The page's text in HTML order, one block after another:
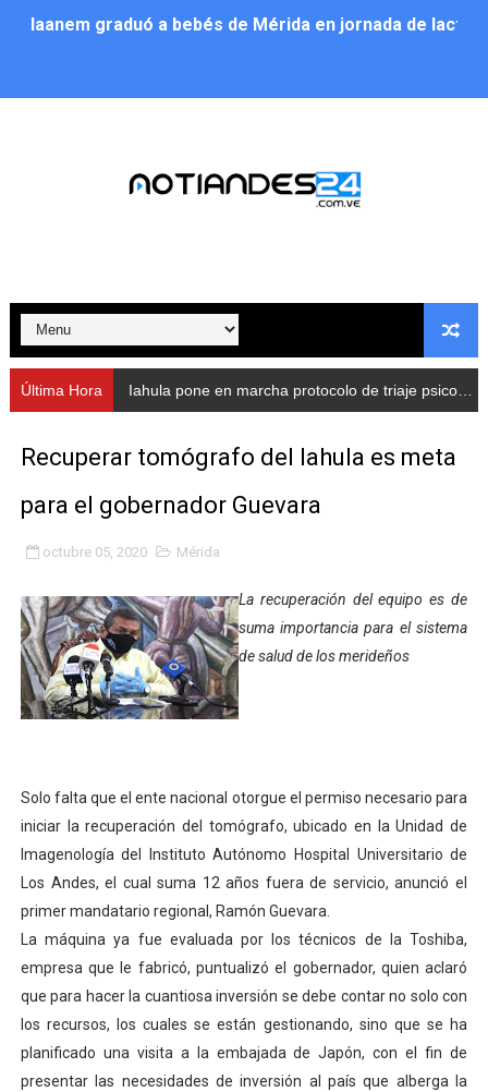
Iaanem graduó a bebés de Mérida en jornada de
Alcalde Nelson Álvarez llevó jornada recreativa a la
Nevado Gas optimiza servicio residencial en la
Balance semestral impulsa inclusión y atención a
Plan Vacacional Comunitario “Ríe 2026” recorre las
Alcaldía del Municipio Libertador realizó una jornada
Fundacite Mérida dicta taller gratuito de electrónica
INN-Mérida celebró el Lacto grado para promover el
Impulsan plan estratégico de seguridad ciudadana
Mérida impulsa desarrollo económico con taller de
Fomficc consolida alianzas e impulsa la economía
Corposalud y Secretaría Social fortalecen la atención
Inicia el plan vacacional Venezuela Renace en el
Entregan planta eléctrica para fortalecer la atención
Expertos inspeccionan espacios del OAN para la
Dictan MasterClass en el marco del Encuentro LAGO
Campo Elías avanza con plan de asfaltado
Última Hora Iahula pone en marcha protocolo de triaje psicosocial para atender a rescatistas
Recuperar tomógrafo del Iahula es meta
para el gobernador Guevara
octubre 05, 2020 Mérida
La recuperación del equipo es de
suma importancia para el sistema
de salud de los merideños
Solo falta que el ente nacional otorgue el permiso necesario para
iniciar la recuperación del tomógrafo, ubicado en la Unidad de
Imagenología del Instituto Autónomo Hospital Universitario de
Los Andes, el cual suma 12 años fuera de servicio, anunció el
primer mandatario regional, Ramón Guevara.
La máquina ya fue evaluada por los técnicos de la Toshiba,
empresa que le fabricó, puntualizó el gobernador, quien aclaró
que para hacer la cuantiosa inversión se debe contar no solo con
los recursos, los cuales se están gestionando, sino que se ha
planificado una visita a la embajada de Japón, con el fin de
presentar las necesidades de inversión al país que alberga la